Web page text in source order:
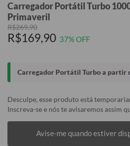
Carregador Portátil Turbo
Primaveril
R$269,90
R$169,90 37% OFF
Carregador Portátil Turbo a partir
Desculpe, esse produto está
Inscreva-se e nós te avisaremos assim
Avise-me quando estiver